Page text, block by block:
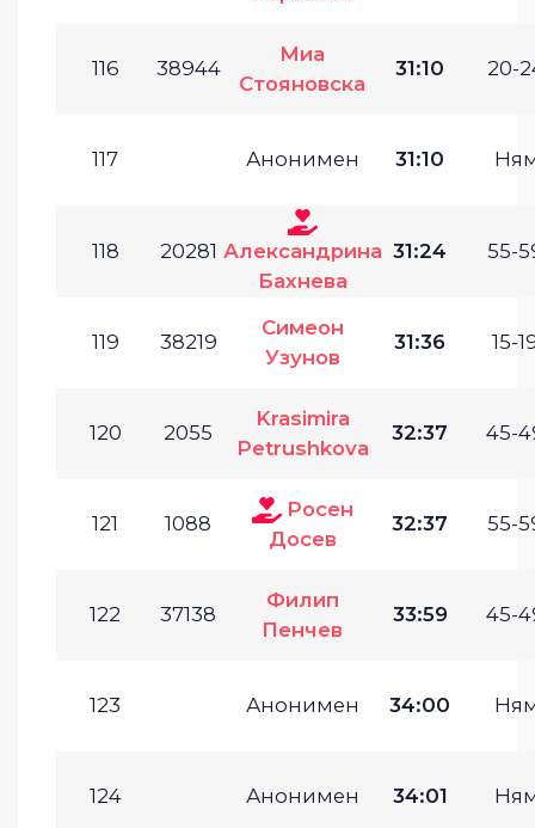
116 38944
Миа
Стояновска
31:10 20-
117 Анонимен 31:10
118 20281 Александрина
Бахнева
31:24 55-
119 38219
Симеон
Узунов
31:36 15-
120 2055
Krasimira
Petrushkova
32:37 45-
121 1088
Росен
Досев
32:37 55-
122 37138
Филип
Пенчев
33:59 45-
123 Анонимен 34:00
124 Анонимен 34:01